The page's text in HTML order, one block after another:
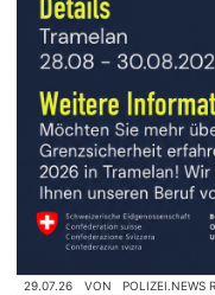
29.07.26 VON POLIZEI.NEWS